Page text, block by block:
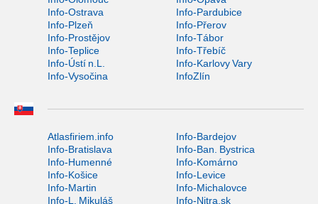
Info-Ostrava
Info-Pardubice
Info-Plzeň
Info-Přerov
Info-Prostějov
Info-Tábor
Info-Teplice
Info-Třebíč
Info-Ústí n.L.
Info-Karlovy Vary
Info-Vysočina
InfoZlín
Atlasfiriem.info
Info-Bardejov
Info-Bratislava
Info-Ban. Bystrica
Info-Humenné
Info-Komárno
Info-Košice
Info-Levice
Info-Martin
Info-Michalovce
Info-L. Mikuláš
Info-Nitra.sk